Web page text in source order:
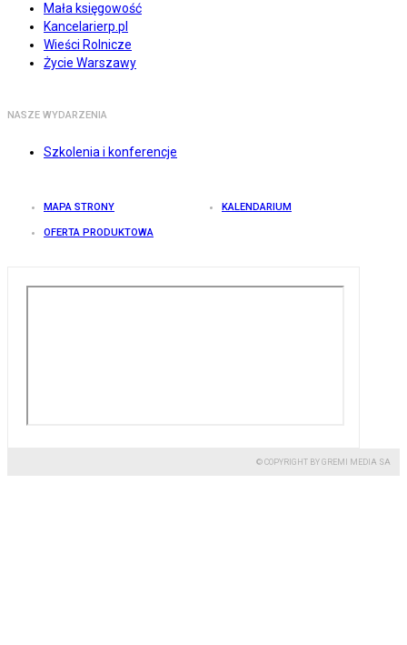
Mała księgowość
Kancelarierp.pl
Wieści Rolnicze
Życie Warszawy
NASZE WYDARZENIA
Szkolenia i konferencje
MAPA STRONY KALENDARIUM
OFERTA PRODUKTOWA
© COPYRIGHT BY GREMI MEDIA SA